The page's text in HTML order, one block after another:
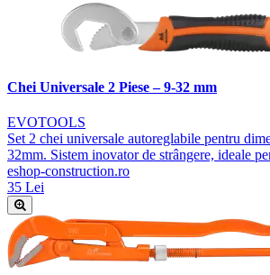
Chei Universale 2 Piese – 9-32 mm
EVOTOOLS
Set 2 chei universale autoreglabile pentru
32mm. Sistem inovator de strângere, ideale
eshop-construction.ro
35 Lei